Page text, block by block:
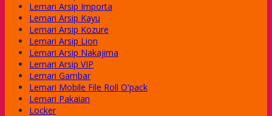
Lemari Arsip Importa
Lemari Arsip Kayu
Lemari Arsip Kozure
Lemari Arsip Lion
Lemari Arsip Nakajima
Lemari Arsip VIP
Lemari Gambar
Lemari Mobile File Roll O'pack
Lemari Pakaian
Locker